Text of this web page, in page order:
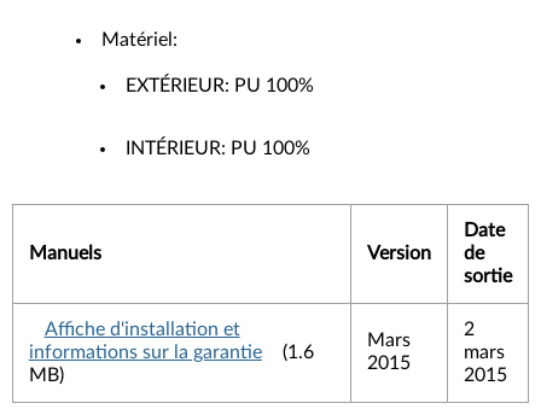
Matériel:
EXTÉRIEUR: PU 100%
INTÉRIEUR: PU 100%
Manuels Version
Date
de
sortie
Affiche d'installation et
informations sur la garantie
(1.6
MB)
Mars
2015
2
mars
2015